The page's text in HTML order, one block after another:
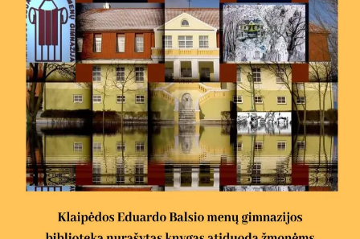
Virtualus asistentas E. Balsio gimnazijos DI
Sveiki! Taip, aš esu virtualus. Tačiau dirbtinis intelektas
suteikia man galimybę ne tik analizuoti Jūsų klausimą, bet
dar tobulai atsimenu visą šioje svetainėje pateiktą
informaciją. Jei visgi man pritrūks išmanumo - pateiksiu
Jums reikiamus kontaktus, kur galėsite pasiklausti
atsakingo specialisto.
Taigi... kuo galėčiau Jums padėti?